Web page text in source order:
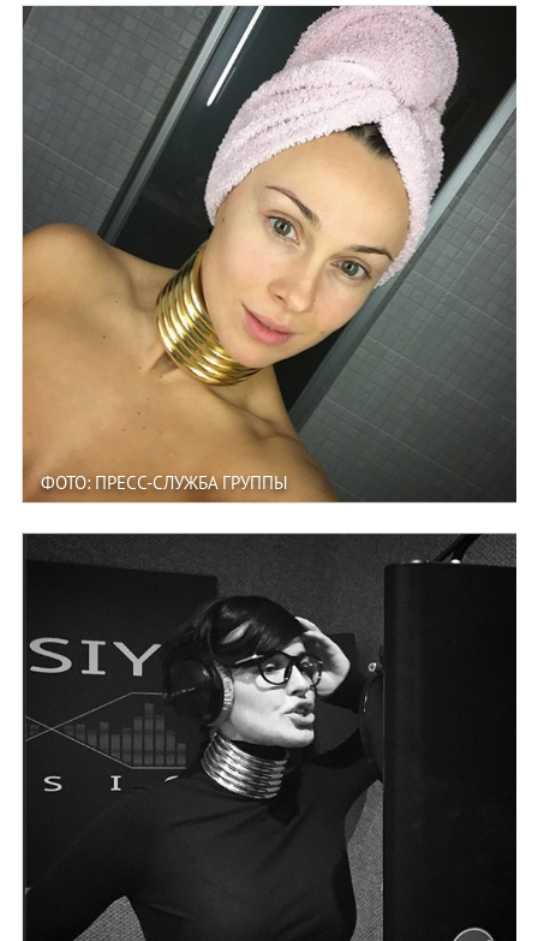
ФОТО: ПРЕСС-СЛУЖБА ГРУППЫ